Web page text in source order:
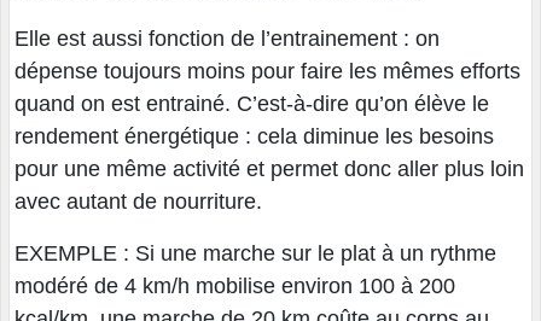
Elle est aussi fonction de l’entrainement : on
dépense toujours moins pour faire les mêmes efforts
quand on est entrainé. C’est-à-dire qu’on élève le
rendement énergétique : cela diminue les besoins
pour une même activité et permet donc aller plus loin
avec autant de nourriture.
EXEMPLE : Si une marche sur le plat à un rythme
modéré de 4 km/h mobilise environ 100 à 200